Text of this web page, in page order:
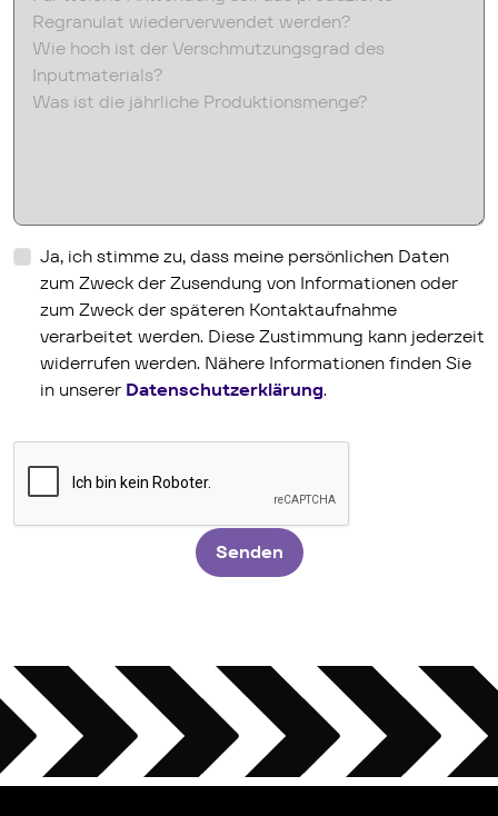
hs_content_membership_email_confirmed
Ja, ich stimme zu, dass meine persönlichen Daten
zum Zweck der Zusendung von Informationen oder
zum Zweck der späteren Kontaktaufnahme
verarbeitet werden. Diese Zustimmung kann jederzeit
widerrufen werden. Nähere Informationen finden Sie
in unserer Datenschutzerklärung.
Senden